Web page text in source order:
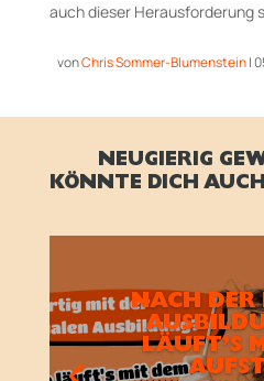
auch dieser Herausforderung
vonChris Sommer-Blumenstein|
NEUGIERIG
KÖNNTE DICH
NACH DER
LÄUFT’S